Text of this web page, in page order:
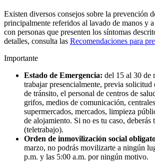
Existen diversos consejos sobre la prevención
principalmente referidos al lavado de manos y
con personas que presenten los síntomas
detalles, consulta las Recomendaciones para
Importante
Estado de Emergencia: del 15 al 30 de
trabajar presencialmente, previa solicitud
de tránsito, el personal de centros de
grifos, medios de comunicación,
supermercados, mercados, limpieza
de alojamiento. Si no es tu caso, deberás
(teletrabajo).
Orden de inmovilización social
marzo, no podrás movilizarte a ningún
p.m. y las 5:00 a.m. por ningún motivo.